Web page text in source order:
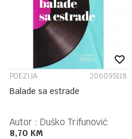
POEZIJA 206095118
Balade sa estrade
Autor : Duško Trifunović
8,70 KM